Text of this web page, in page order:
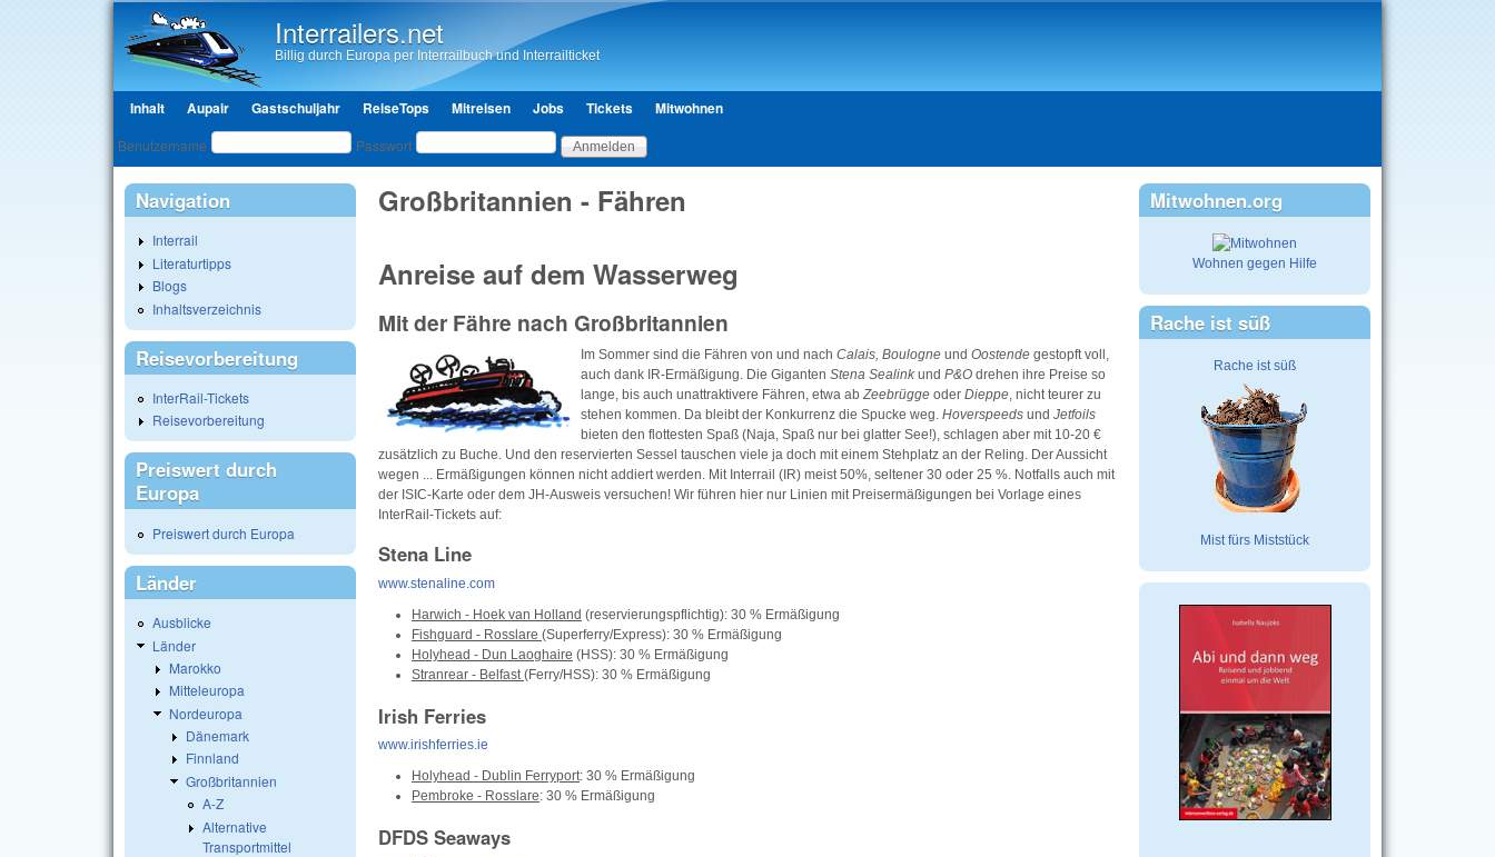
Interrailers.net
Billig durch Europa per Interrailbuch und Interrailticket
Hauptmenü
Inhalt Aupair Gastschuljahr ReiseTops Mitreisen Jobs Tickets Mitwohnen
Benutzeranmeldung
Benutzername Passwort
Großbritannien - Fähren
Anreise auf dem Wasserweg
Mit der Fähre nach Großbritannien
Im Sommer sind die Fähren von und nach Calais, Boulogne und Oostende gestopft voll,
auch dank IR-Ermäßigung. Die Giganten Stena Sealink und P&O drehen ihre Preise so
lange, bis auch unattraktivere Fähren, etwa ab Zeebrügge oder Dieppe , nicht teurer zu
stehen kommen. Da bleibt der Konkurrenz die Spucke weg. Hoverspeeds und Jetfoils
bieten den flottesten Spaß (Naja, Spaß nur bei glatter See!), schlagen aber mit 10-20 €
zusätzlich zu Buche. Und den reservierten Sessel tauschen viele ja doch mit einem Stehplatz an der Reling. Der Aussicht
wegen ... Ermäßigungen können nicht addiert werden. Mit Interrail (IR) meist 50%, seltener 30 oder 25 %. Notfalls auch mit
der ISIC-Karte oder dem JH-Ausweis versuchen! Wir führen hier nur Linien mit Preisermäßigungen bei Vorlage eines
InterRail-Tickets auf:
Stena Line
www.stenaline.com
Harwich - Hoek van Holland (reservierungspflichtig): 30 % Ermäßigung
Fishguard - Rosslare (Superferry/Express): 30 % Ermäßigung
Holyhead - Dun Laoghaire (HSS): 30 % Ermäßigung
Stranrear - Belfast (Ferry/HSS): 30 % Ermäßigung
Irish Ferries
www.irishferries.ie
Holyhead - Dublin Ferryport: 30 % Ermäßigung
Pembroke - Rosslare: 30 % Ermäßigung
DFDS Seaways
Navigation
Interrail
Literaturtipps
Blogs
Inhaltsverzeichnis
Reisevorbereitung
InterRail-Tickets
Reisevorbereitung
Preiswert durch
Europa
Preiswert durch Europa
Länder
Ausblicke
Länder
Marokko
Mitteleuropa
Nordeuropa
Dänemark
Finnland
Großbritannien
A-Z
Alternative
Transportmittel
Mitwohnen.org
Wohnen gegen Hilfe
Rache ist süß
Rache ist süß
Mist fürs Miststück